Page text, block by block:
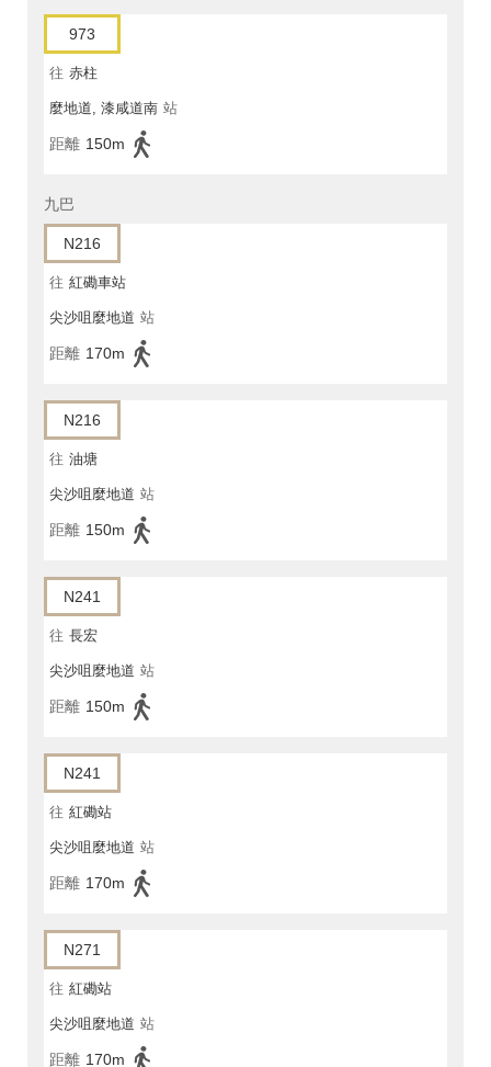
973
往 赤柱
麼地道, 漆咸道南 站
距離 150m
九巴
N216
往 紅磡車站
尖沙咀麼地道 站
距離 170m
N216
往 油塘
尖沙咀麼地道 站
距離 150m
N241
往 長宏
尖沙咀麼地道 站
距離 150m
N241
往 紅磡站
尖沙咀麼地道 站
距離 170m
N271
往 紅磡站
尖沙咀麼地道 站
距離 170m